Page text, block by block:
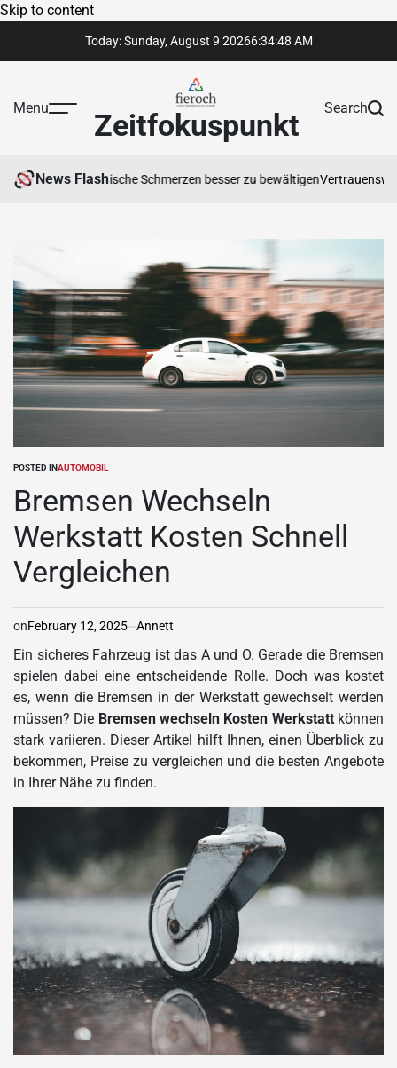
Skip to content
Today: Sunday, August 9 20266:34:49 AM
Menu Zeitfokuspunkt Search
News Flash
hilft, chronische Schmerzen besser zu bewältigenVertrauenswürdige
POSTED INAUTOMOBIL
Bremsen Wechseln
Werkstatt Kosten Schnell
Vergleichen
onFebruary 12, 2025 Annett
Ein sicheres Fahrzeug ist das A und O. Gerade die Bremsen
spielen dabei eine entscheidende Rolle. Doch was kostet
es, wenn die Bremsen in der Werkstatt gewechselt werden
müssen? Die Bremsen wechseln Kosten Werkstattkönnen
stark variieren. Dieser Artikel hilft Ihnen, einen Überblick zu
bekommen, Preise zu vergleichen und die besten Angebote
in Ihrer Nähe zu finden.